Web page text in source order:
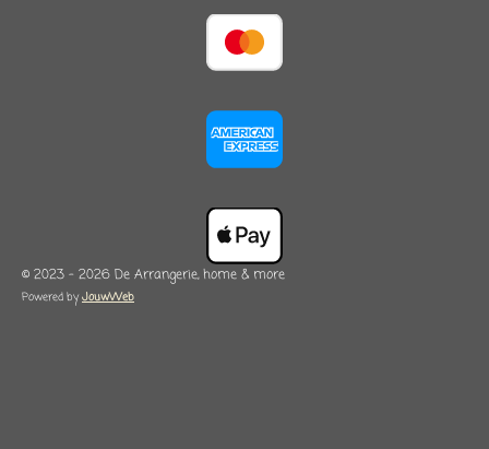
© 2023 - 2026 De Arrangerie, home & more
Powered byJouwWeb